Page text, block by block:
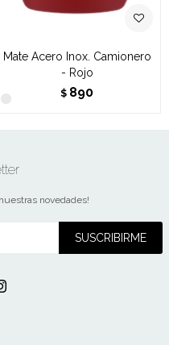
Mate Acero Inox. Camionero
- Rojo
$ 890
novedades!
SUSCRIBIRME